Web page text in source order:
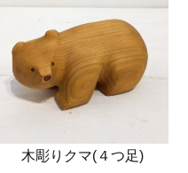
木彫りクマ(４つ足)